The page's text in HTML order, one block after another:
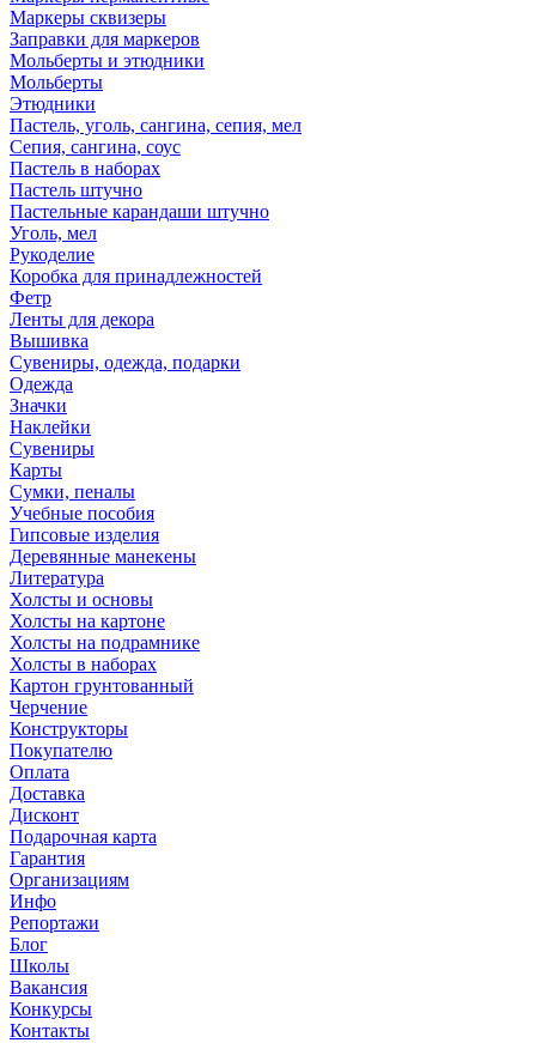
Маркеры сквизеры
Заправки для маркеров
Мольберты и этюдники
Мольберты
Этюдники
Пастель, уголь, сангина, сепия, мел
Сепия, сангина, соус
Пастель в наборах
Пастель штучно
Пастельные карандаши штучно
Уголь, мел
Рукоделие
Коробка для принадлежностей
Фетр
Ленты для декора
Вышивка
Сувениры, одежда, подарки
Одежда
Значки
Наклейки
Сувениры
Карты
Сумки, пеналы
Учебные пособия
Гипсовые изделия
Деревянные манекены
Литература
Холсты и основы
Холсты на картоне
Холсты на подрамнике
Холсты в наборах
Картон грунтованный
Черчение
Конструкторы
Покупателю
Оплата
Доставка
Дисконт
Подарочная карта
Гарантия
Организациям
Инфо
Репортажи
Блог
Школы
Вакансия
Конкурсы
Контакты